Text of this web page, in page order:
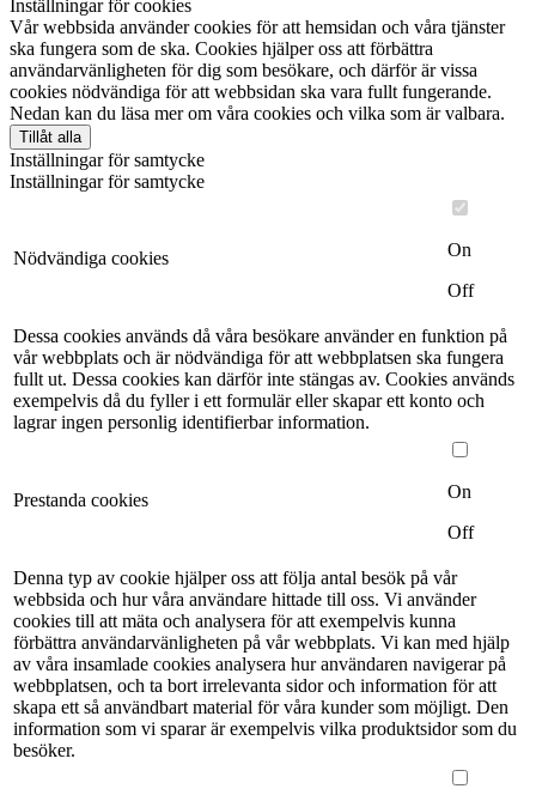
Inställningar för cookies
Vår webbsida använder cookies för att hemsidan och våra tjänster
ska fungera som de ska. Cookies hjälper oss att förbättra
användarvänligheten för dig som besökare, och därför är vissa
cookies nödvändiga för att webbsidan ska vara fullt fungerande.
Nedan kan du läsa mer om våra cookies och vilka som är valbara.
Tillåt alla
Inställningar för samtycke
Inställningar för samtycke
Nödvändiga cookies
On
Off
Dessa cookies används då våra besökare använder en funktion på
vår webbplats och är nödvändiga för att webbplatsen ska fungera
fullt ut. Dessa cookies kan därför inte stängas av. Cookies används
exempelvis då du fyller i ett formulär eller skapar ett konto och
lagrar ingen personlig identifierbar information.
Prestanda cookies
On
Off
Denna typ av cookie hjälper oss att följa antal besök på vår
webbsida och hur våra användare hittade till oss. Vi använder
cookies till att mäta och analysera för att exempelvis kunna
förbättra användarvänligheten på vår webbplats. Vi kan med hjälp
av våra insamlade cookies analysera hur användaren navigerar på
webbplatsen, och ta bort irrelevanta sidor och information för att
skapa ett så användbart material för våra kunder som möjligt. Den
information som vi sparar är exempelvis vilka produktsidor som du
besöker.